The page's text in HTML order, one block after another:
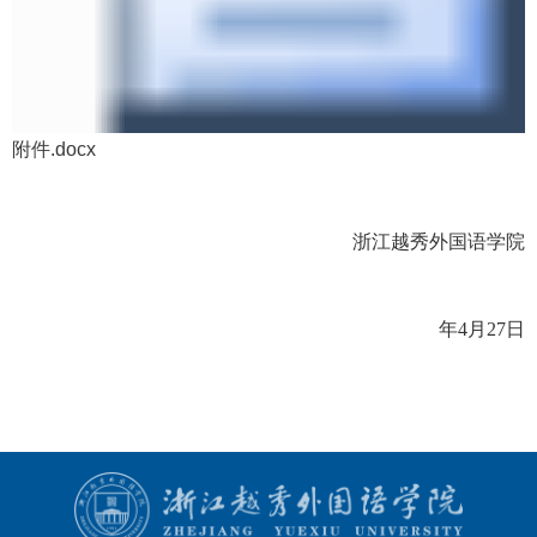
附件.docx
浙江越秀外国语学院
年4月 27日